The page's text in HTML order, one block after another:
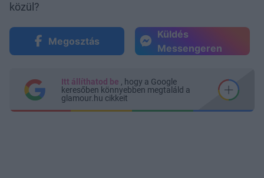
közül?
Megosztás
Küldés
Messengeren
Itt állíthatod be , hogy a Google
keresőben könnyebben megtaláld a
glamour.hu cikkeit